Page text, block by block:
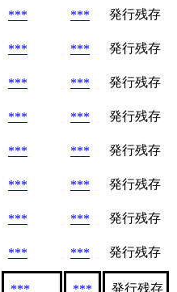
*** ***
発行残存
*** ***
発行残存
*** ***
発行残存
*** ***
発行残存
*** ***
発行残存
*** ***
発行残存
*** ***
発行残存
*** *** 発行残存
発行残存